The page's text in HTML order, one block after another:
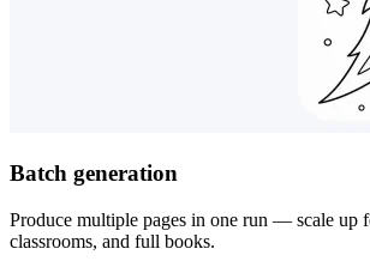
Batch generation
Produce multiple pages in one run — scale up
classrooms, and full books.